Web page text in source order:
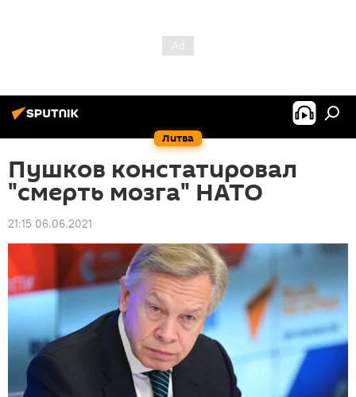
Литва
Пушков констатировал
"смерть мозга" НАТО
21:15 06.06.2021